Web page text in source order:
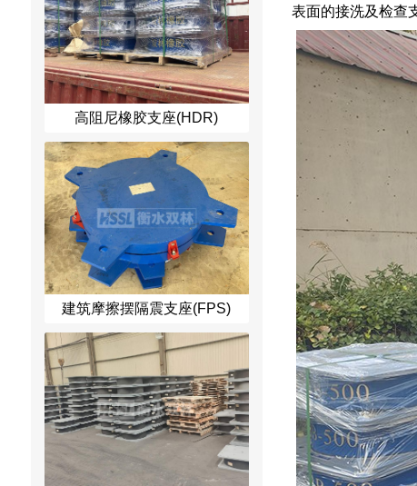
高阻尼橡胶支座(HDR)
建筑摩擦摆隔震支座(FPS)
表面的接洗及检查